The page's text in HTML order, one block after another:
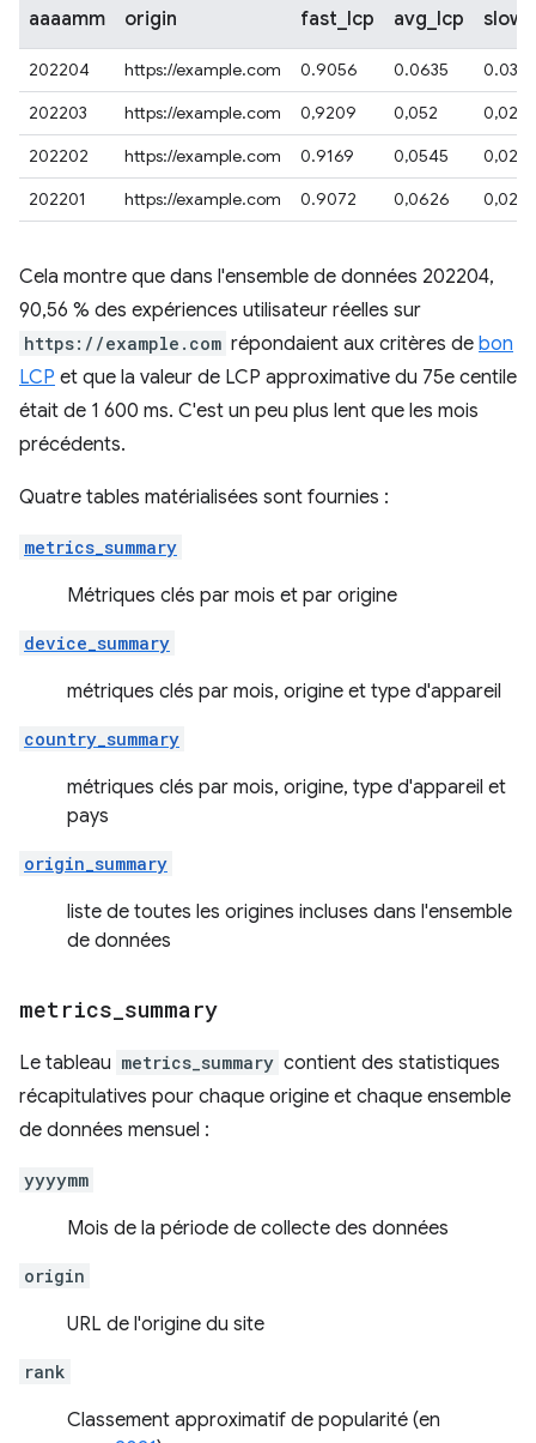
aaaamm origin fast_lcp avg_lcp
202204 https://example.com 0.9056 0.0635
0.0301
202203
https://example.com 0,9209 0,052
0,0274
202202
https://example.com 0.9169 0,0545
202201
https://example.com 0.9072 0,0626
Cela montre que dans l'ensemble de données 202204,
90,56 % des expériences utilisateur réelles sur
https://example.com répondaient aux critères de bon
LCP et que la valeur de LCP approximative du 75e centile
était de 1 600 ms. C'est un peu plus lent que les mois
précédents.
Quatre tables matérialisées sont fournies :
metrics_summary
Métriques clés par mois et par origine
device_summary
métriques clés par mois, origine et type d'appareil
country_summary
métriques clés par mois, origine, type d'appareil et
pays
origin_summary
liste de toutes les origines incluses dans l'ensemble
de données
metrics summary
Le tableau metrics_summary contient des statistiques
récapitulatives pour chaque origine et chaque ensemble
de données mensuel :
yyyymm
Mois de la période de collecte des données
origin
URL de l'origine du site
rank
Classement approximatif de popularité (en